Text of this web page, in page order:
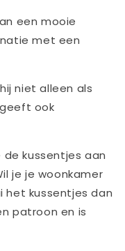
een mooie
met een
niet alleen als
ook
kussentjes aan
je je woonkamer
het kussentjes dan
patroon en is